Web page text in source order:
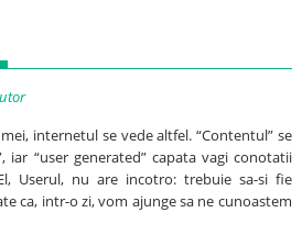
internetul se vede altfel. “Contentul” se
iar “user generated” capata vagi conotatii
Userul, nu are incotro: trebuie sa-si fie
ca, intr-o zi, vom ajunge sa ne cunoastem